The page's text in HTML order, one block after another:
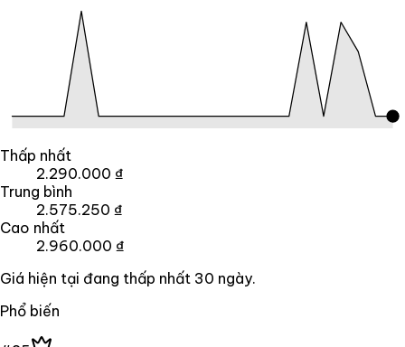
Thấp nhất
2.290.000 ₫
Trung bình
2.575.250 ₫
Cao nhất
2.960.000 ₫
Giá hiện tại đang thấp nhất 30 ngày.
Phổ biến